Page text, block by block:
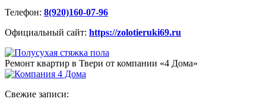
Телефон: 8(920)160-07-96
Официальный сайт: https://zolotieruki69.ru
Ремонт квартир в Твери от компании «4 Дома»
Свежие записи: